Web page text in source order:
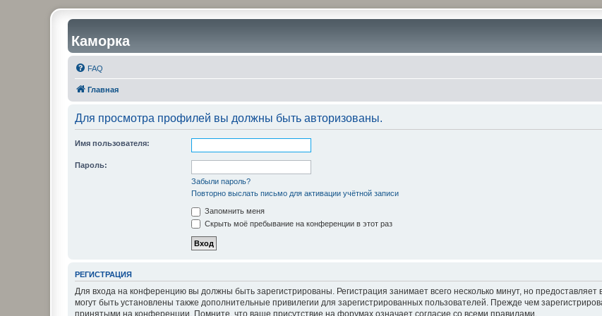
Каморка
FAQ
Главная
Для просмотра профилей вы должны быть авторизованы.
Имя пользователя:
Пароль:
Забыли пароль?
Повторно выслать письмо для активации учётной записи
Запомнить меня
Скрыть моё пребывание на конференции в этот раз
РЕГИСТРАЦИЯ
Для входа на конференцию вы должны быть зарегистрированы. Регистрация занимает всего несколько минут, но
могут быть установлены также дополнительные привилегии для зарегистрированных пользователей. Прежде чем
принятыми на конференции. Помните, что ваше присутствие на форумах означает согласие со всеми правилами.